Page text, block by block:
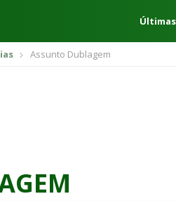
Assunto Dublagem